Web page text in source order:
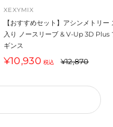
XEXYMIX
【おすすめセット】アシンメトリー
入り ノースリーブ & V-Up 3D Plus
ギンス
セ
ル
¥10,930 税込
通
価
¥12,870